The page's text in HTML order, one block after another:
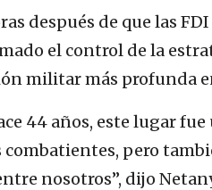
después de que las
el control de la
militar más profunda
44 años, este lugar
pero
nosotros”, dijo